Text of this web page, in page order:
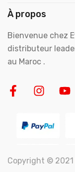
À propos
Bienvenue chez
distributeur
au Maroc .
Copyright © 2021